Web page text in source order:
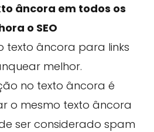
âncora em todos os
o SEO
texto âncora para links
melhor.
no texto âncora é
o mesmo texto âncora
ser considerado spam